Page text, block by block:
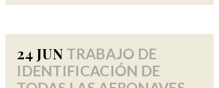
24 JUN TRABAJO DE
IDENTIFICACIÓN DE